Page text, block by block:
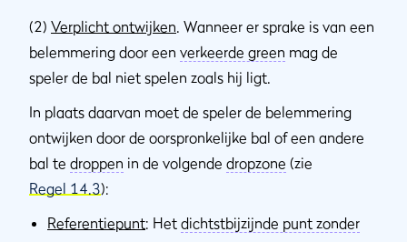
(2) Verplicht ontwijken. Wanneer er sprake is van een
belemmering door een verkeerde green mag de
speler de bal niet spelen zoals hij ligt.
In plaats daarvan moet de speler de belemmering
ontwijken door de oorspronkelijke bal of een andere
bal te droppen in de volgende dropzone (zie
Regel 14.3):
Referentiepunt: Het dichtstbijzijnde punt zonder